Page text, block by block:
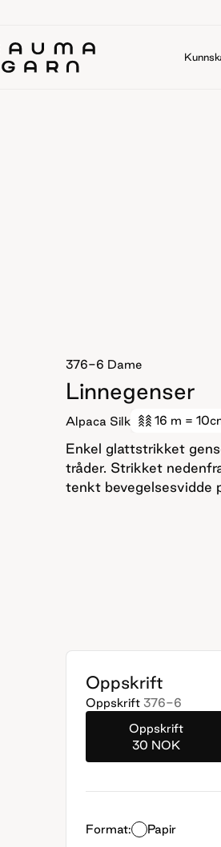
376-6 Dame
Linnegenser
Alpaca Silk 16 m =
Enkel glattstrikket
tråder. Strikket
tenkt bevegelsesvidde
Oppskrift
Oppskrift 376-6
Oppskrift
30 NOK
Format: Papir